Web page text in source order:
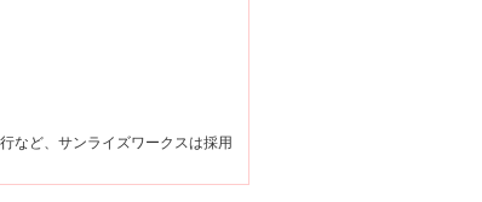
など、サンライズワークスは採用